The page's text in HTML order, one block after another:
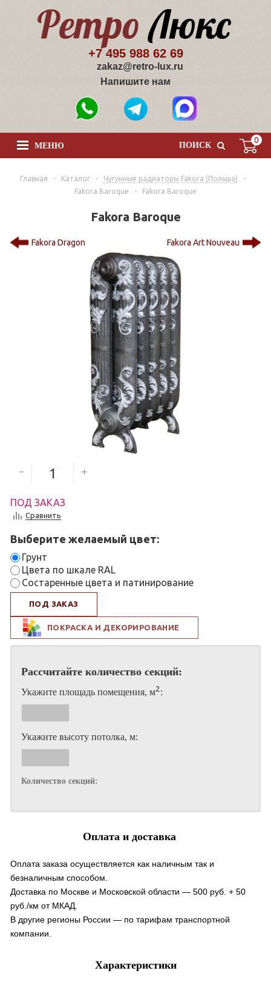
+7 495 988 62 69
zakaz@retro-lux.ru
Напишите нам
0
ПОИСК
МЕНЮ
Главная - Каталог - Чугунные радиаторы Fakora (Польша)
-
Fakora Baroque
- Fakora Baroque
Fakora Baroque
Fakora Dragon Fakora Art Nouveau
ПОД ЗАКАЗ
Сравнить
Выберите желаемый цвет:
Грунт
Цвета по шкале RAL
Состаренные цвета и патинирование
ПОД ЗАКАЗ
ПОКРАСКА И ДЕКОРИРОВАНИЕ
Рассчитайте количество секций:
Укажите площадь помещения, м2 :
Укажите высоту потолка, м:
Количество секций:
Оплата и доставка
Оплата заказа осуществляется как наличным так и
безналичным способом.
Доставка по Москве и Московской области — 500 руб. + 50
руб./км от МКАД.
В другие регионы России — по тарифам транспортной
компании.
Характеристики